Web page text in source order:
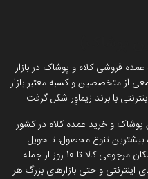
در زمینه عمده فروشی کلاه و پوشاک در بازار
در سال 1400 با تشکل جمعی از متخصصین و کسبه معتبر بازار
با برند زیماوِر شکل گرفت.
پوشاک و خرید عمده کلاه در کشور
بیشترین تنوع محصول، تـحویل
فـوری و رایـگان درب منزل یا محل کار، امکان مرجوعی کالا تا 10 روز از جمله
اینترنتی و حتی بازارهای بزرگ هر